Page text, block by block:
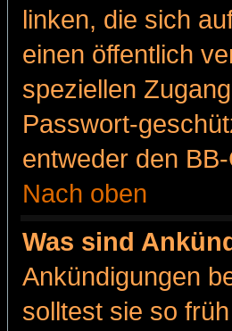
linken, die sich
einen öffentlich
speziellen
Passwort-
entweder den
Nach oben
Was sind
Ankündigungen
solltest sie so